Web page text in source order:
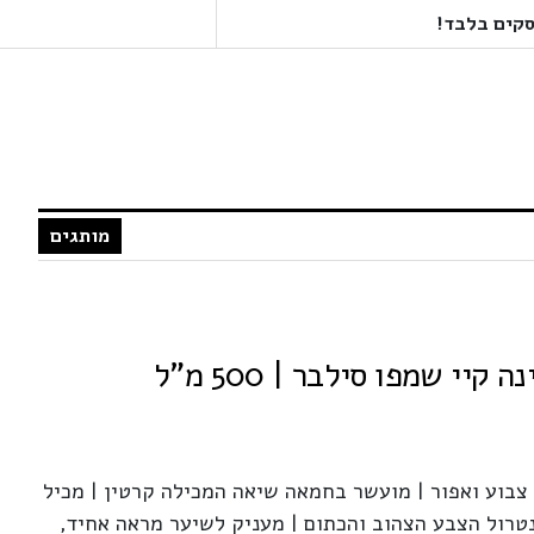
מותגים
ואפור | מועשר בחמאה שיאה המכילה קרטין | מכיל
הצבע הצהוב והכתום | מעניק לשיער מראה אחיד,